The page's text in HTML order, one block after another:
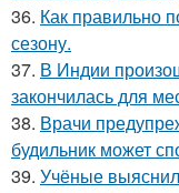
36. Как правильно
сезону.
37. В Индии
закончилась для
38. Врачи
будильник может
39. Учёные